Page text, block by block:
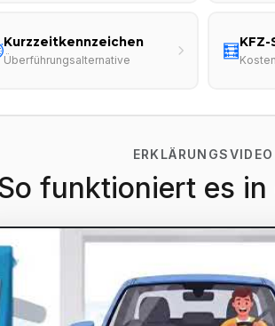
Kurzzeitkennzeichen
Überführungsalternative 🧮
ERKLÄRUNGSVIDEO
funktioniert es in